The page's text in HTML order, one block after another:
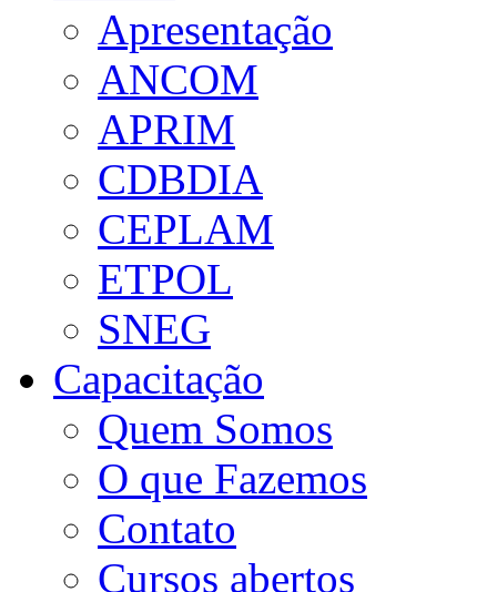
Apresentação
ANCOM
APRIM
CDBDIA
CEPLAM
ETPOL
SNEG
Capacitação
Quem Somos
O que Fazemos
Contato
Cursos abertos